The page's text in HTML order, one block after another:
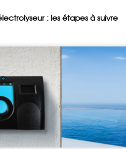
: les étapes à suivre